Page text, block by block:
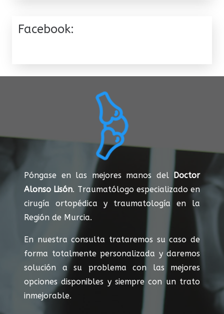
Facebook:
Póngase en las mejores manos del Doctor
Alonso Lisón. Traumatólogo especializado en
cirugía ortopédica y traumatología en la
Región de Murcia.
En nuestra consulta trataremos su caso de
forma totalmente personalizada y daremos
solución a su problema con las mejores
opciones disponibles y siempre con un trato
inmejorable.